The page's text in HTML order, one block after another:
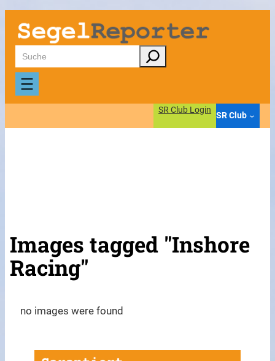
Suchen
SR Club Login
SR Club
Images tagged "Inshore
Racing"
no images were found